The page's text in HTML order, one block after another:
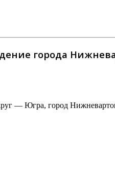
города
— Югра, город